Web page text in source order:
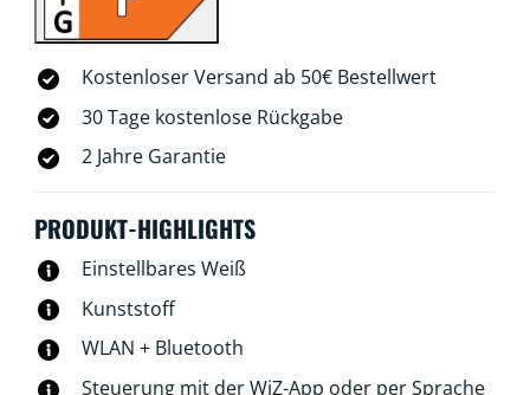
Kostenloser Versand ab 50€ Bestellwert
30 Tage kostenlose Rückgabe
2 Jahre Garantie
PRODUKT-HIGHLIGHTS
Einstellbares Weiß
Kunststoff
WLAN + Bluetooth
Steuerung mit der WiZ-App oder per Sprache